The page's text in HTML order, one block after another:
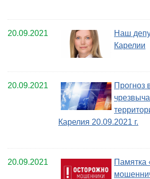
20.09.2021
Наш
Карелии
20.09.2021
Прогноз
Карелия 20.09.2021 г.
20.09.2021
Памятка